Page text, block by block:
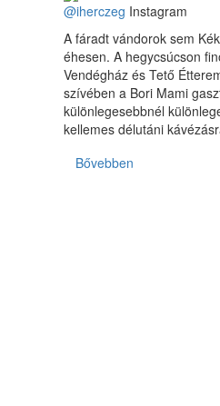
@iherczeg Instagram
A fáradt vándorok sem
éhesen. A hegycsúcson
Vendégház és Tető
szívében a Bori Mami
különlegesebbnél
kellemes délutáni
Bővebben